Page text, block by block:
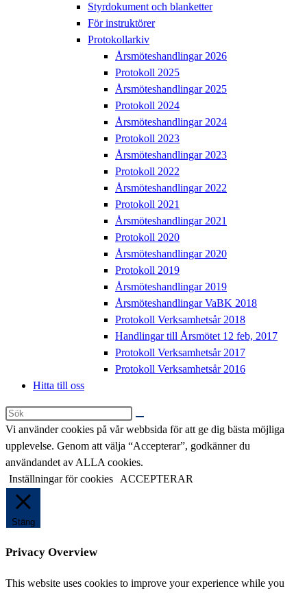
Styrdokument och blanketter
För instruktörer
Protokollarkiv
Årsmöteshandlingar 2026
Protokoll 2025
Årsmöteshandlingar 2025
Protokoll 2024
Årsmöteshandlingar 2024
Protokoll 2023
Årsmöteshandlingar 2023
Protokoll 2022
Årsmöteshandlingar 2022
Protokoll 2021
Årsmöteshandlingar 2021
Protokoll 2020
Årsmöteshandlingar 2020
Protokoll 2019
Årsmöteshandlingar 2019
Årsmöteshandlingar VaBK 2018
Protokoll Verksamhetsår 2018
Handlingar till Årsmötet 12 feb, 2017
Protokoll Verksamhetsår 2017
Protokoll Verksamhetsår 2016
Hitta till oss
Sök
på
denna
webbplats
Vi använder cookies på vår webbsida för att ge dig bästa möjliga
upplevelse. Genom att välja “Accepterar”, godkänner du
användandet av ALLA cookies.
Inställningar för cookies
ACCEPTERAR
Stäng
Privacy Overview
This website uses cookies to improve your experience while you